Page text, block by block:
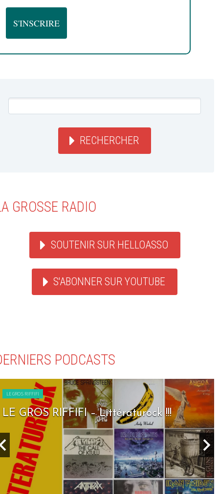
RECHERCHER
GROSSE RADIO
SOUTENIR SUR HELLOASSO
S'ABONNER SUR YOUTUBE
PODCASTS
LE GROS RIFFIFI
LE GROS RIFFIFI – Littératurock !!!